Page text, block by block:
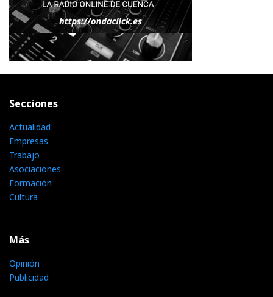
Secciones
Actualidad
Empresas
Trabajo
Asociaciones
Formación
Cultura
Más
Opinión
Publicidad